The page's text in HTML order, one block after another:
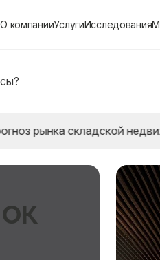
О компанииУслугиИсследования
складской